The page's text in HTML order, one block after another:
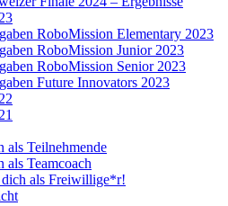
RoboMission Elementary 2023
RoboMission Junior 2023
RoboMission Senior 2023
Future Innovators 2023
als Teilnehmende
als Teamcoach
dich als Freiwillige*r!